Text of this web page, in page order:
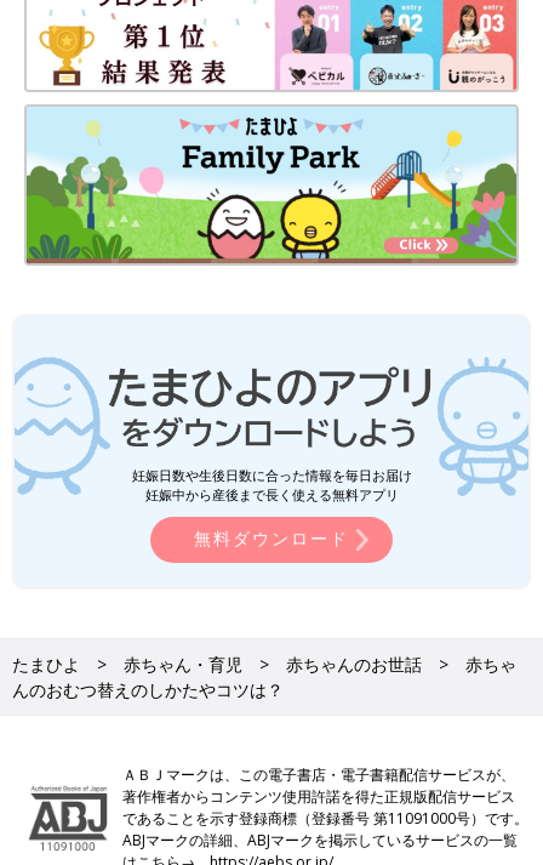
妊娠日数や生後日数に合った情報を毎日お届け
妊娠中から産後まで長く使える無料アプリ
無料ダウンロード
たまひよ 赤ちゃん・育児 赤ちゃんのお世話
赤ちゃ
んのおむつ替えのしかたやコツは？
ＡＢＪマークは、この電子書店・電子書籍配信サービスが、
著作権者からコンテンツ使用許諾を得た正規版配信サービス
であることを示す登録商標（登録番号 第11091000号）です。
ABJマークの詳細、ABJマークを掲示しているサービスの一覧